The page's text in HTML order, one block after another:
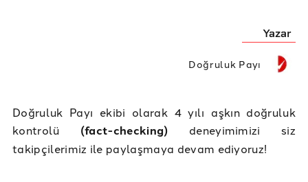
Yazar
Doğruluk Payı
Doğruluk Payı ekibi olarak 4 yılı aşkın doğruluk
kontrolü (fact-checking) deneyimimizi siz
takipçilerimiz ile paylaşmaya devam ediyoruz!